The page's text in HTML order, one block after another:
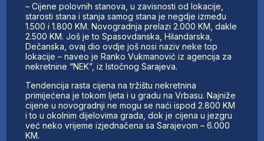
– Cijene polovnih stanova, u zavisnosti od lokacije,
starosti stana i stanja samog stana je negdje između
1.500 i 1.800 KM. Novogradnja prelazi 2.000 KM, dakle
2.500 KM. Još je to Spasovdanska, Hilandarska,
Dečanska, ovaj dio ovdje još nosi naziv neke top
lokacije – naveo je Ranko Vukmanović iz agencija za
nekretnine “NEK”, iz Istočnog Sarajeva.
Tendencija rasta cijena na tržištu nekretnina
primijećena je tokom ljeta i u gradu na Vrbasu. Najniže
cijene u novogradnji ne mogu se naći ispod 2.800 KM
i to u okolnim dijelovima grada, dok je cijena u jezgru
već neko vrijeme izjednačena sa Sarajevom – 6.000
KM.